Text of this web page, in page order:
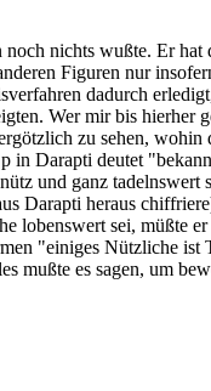
nichts wußte. Er
Figuren nur
dadurch
Wer mir bis hierher
zu sehen,
in Darapti deutet
und ganz
Darapti heraus
lobenswert sei, müßte
"einiges Nützliche
mußte es sagen, um